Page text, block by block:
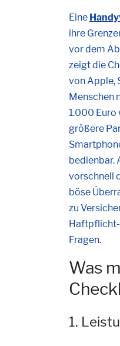
Eine
ihre
vor dem
zeigt die
von Apple,
Menschen
1.000 Euro
größere
bedienbar.
vorschnell
böse
zu
Haftpflicht-
Fragen.
Was
1.